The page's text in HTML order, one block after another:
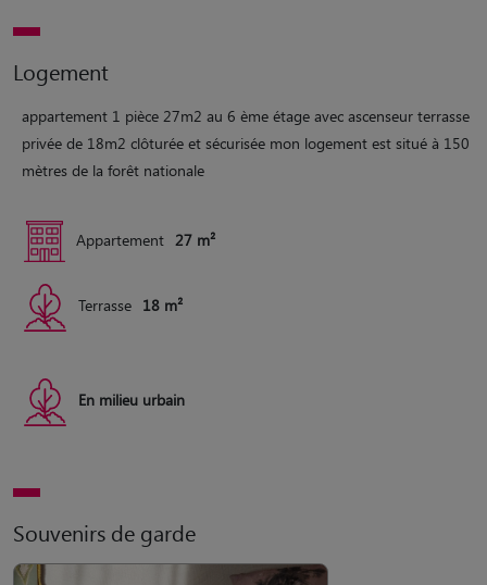
Logement
appartement 1 pièce 27m2 au 6 ème étage avec ascenseur terrasse
privée de 18m2 clôturée et sécurisée mon logement est situé à 150
mètres de la forêt nationale
Appartement 27 m²
Terrasse 18 m²
En milieu urbain
Souvenirs de garde